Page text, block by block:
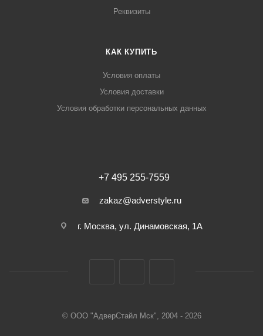
Реквизиты
КАК КУПИТЬ
Условия оплаты
Условия доставки
Условия обработки персональных данных
+7 495 255-7559
zakaz@adverstyle.ru
г. Москва, ул. Динамовская, 1А
© ООО "АдверСтайл Мск", 2004 - 2026